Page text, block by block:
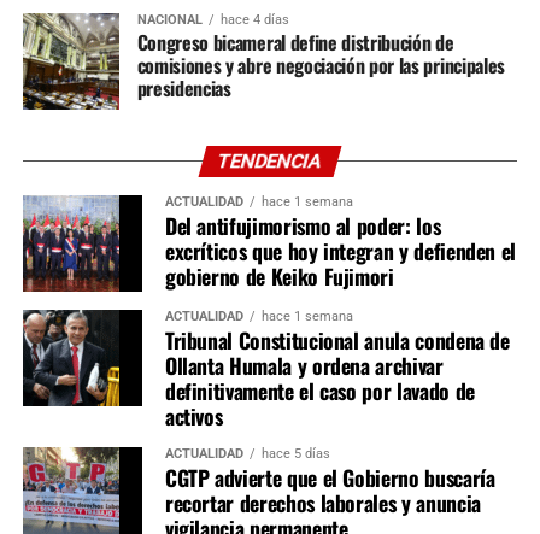
Salud, Educación, Cultura, Mujer y Desarrollo Social y
Digital.
En la Cámara de Diputados se instalarán 16 comisiones
ordinarias. Siete tendrán 26 integrantes, entre ellas
Constitución, Economía, Justicia e Infraestructura;
mientras que las nueve restantes estarán conformadas
por 20 miembros, incluyendo Desarrollo Agrario, Energía
y Minas, Salud, Trabajo, Producción y Ciencia e
Innovación Tecnológica. También quedaron definidas las
comisiones especiales, como Acusaciones
Constitucionales y Ética Parlamentaria, esta última
integrada por un representante de cada bancada.
Aunque la proporcionalidad de las comisiones ya fue
acordada, aún falta definir la integración nominal de
titulares y suplentes, así como la elección de presidentes,
vicepresidentes y secretarios de cada grupo de trabajo.
NACIONAL hace 4 días
Congreso bicameral define distribución de
comisiones y abre negociación por las principales
presidencias
TENDENCIA
ACTUALIDAD hace 1 semana
Del antifujimorismo al poder: los
excríticos que hoy integran y defienden el
gobierno de Keiko Fujimori
ACTUALIDAD hace 1 semana
Tribunal Constitucional anula condena de
Ollanta Humala y ordena archivar
definitivamente el caso por lavado de
activos
ACTUALIDAD hace 5 días
CGTP advierte que el Gobierno buscaría
recortar derechos laborales y anuncia